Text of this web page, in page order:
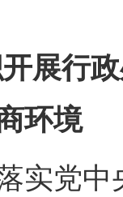
行政
环境
党中